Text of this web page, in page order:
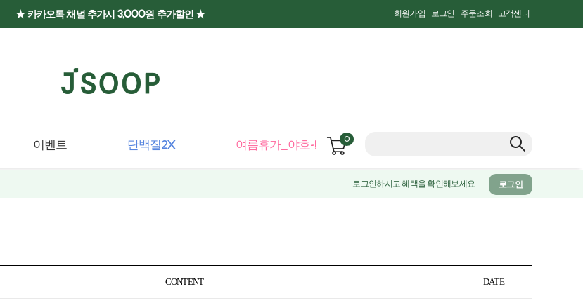
★ 카카오톡 채널 추가시 3,000원 추가할인 ★ 회원가입 로그인 주문조회 고객센터
이벤트 단백질2X 여름휴가_야호-! 0
로그인하시고 혜택을 확인해보세요 로그인
CONTENT DATE